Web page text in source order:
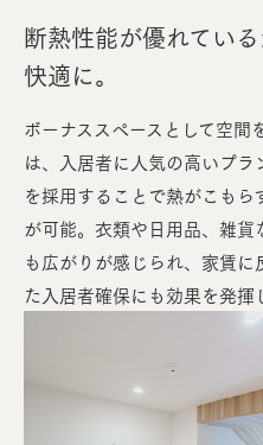
断熱性能が優れてい
快適に。
ボーナススペースとして空間
は、入居者に人気の高いプ
を採用することで熱がこも
が可能。衣類や日用品、雑
も広がりが感じられ、家賃
た入居者確保にも効果を発揮